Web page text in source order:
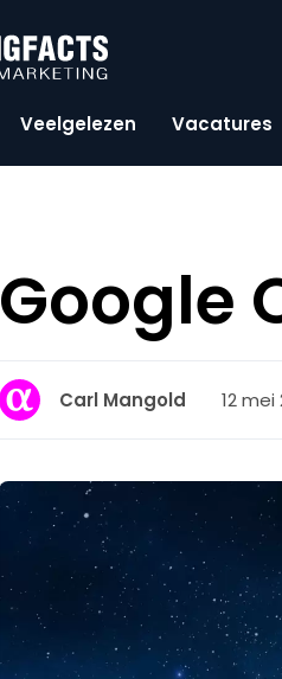
Veelgelezen Vacatures
Google
Carl Mangold 12 mei